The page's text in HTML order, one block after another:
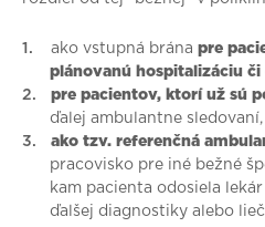
ako vstupná brána pre
plánovanú hospitalizáciu či
pre pacientov, ktorí už sú
ďalej ambulantne sledovaní,
ako tzv. referenčná
pracovisko pre iné bežné
kam pacienta odosiela
ďalšej diagnostiky alebo